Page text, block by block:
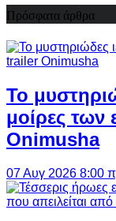
Πρόσφατα άρθρα
Το
μοίρες
Onimusha
07 Αυγ 2026 8:00